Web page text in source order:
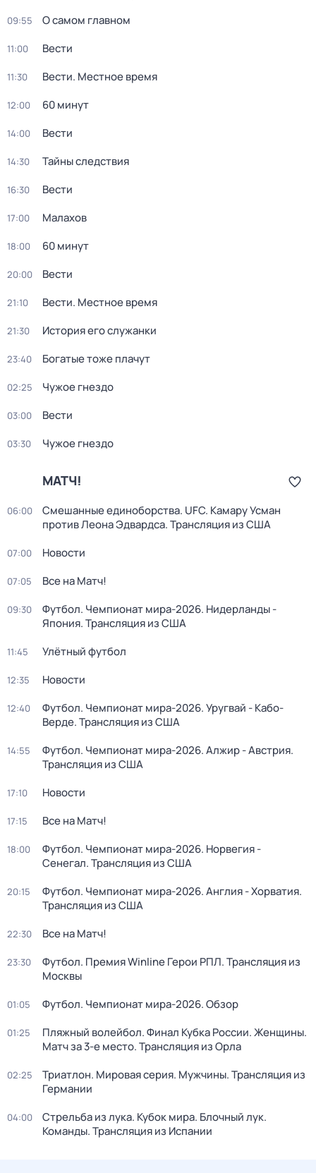
09:55 О самом главном
11:00 Вести
11:30 Вести. Местное время
12:00 60 минут
14:00 Вести
14:30 Тайны следствия
16:30 Вести
17:00 Малахов
18:00 60 минут
20:00 Вести
21:10 Вести. Местное время
21:30 История его служанки
23:40 Богатые тоже плачут
02:25 Чужое гнездо
03:00 Вести
03:30 Чужое гнездо
МАТЧ!
06:00
Смешанные единоборства. UFC. Камару Усман
против Леона Эдвардса. Трансляция из США
07:00 Новости
07:05 Все на Матч!
09:30
Футбол. Чемпионат мира-2026. Нидерланды -
Япония. Трансляция из США
11:45 Улётный футбол
12:35 Новости
12:40
Футбол. Чемпионат мира-2026. Уругвай - Кабо-
Верде. Трансляция из США
14:55
Футбол. Чемпионат мира-2026. Алжир - Австрия.
Трансляция из США
17:10 Новости
17:15 Все на Матч!
18:00
Футбол. Чемпионат мира-2026. Норвегия -
Сенегал. Трансляция из США
20:15
Футбол. Чемпионат мира-2026. Англия - Хорватия.
Трансляция из США
22:30 Все на Матч!
23:30
Футбол. Премия Winline Герои РПЛ. Трансляция из
Москвы
01:05 Футбол. Чемпионат мира-2026. Обзор
01:25
Пляжный волейбол. Финал Кубка России. Женщины.
Матч за 3-е место. Трансляция из Орла
02:25
Триатлон. Мировая серия. Мужчины. Трансляция из
Германии
04:00
Стрельба из лука. Кубок мира. Блочный лук.
Команды. Трансляция из Испании